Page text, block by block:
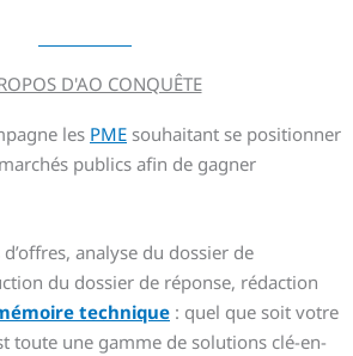
D'AO CONQUÊTE
les PME souhaitant se positionner
publics afin de gagner
analyse du dossier de
du dossier de réponse, rédaction
technique : quel que soit votre
toute une gamme de solutions clé-en-